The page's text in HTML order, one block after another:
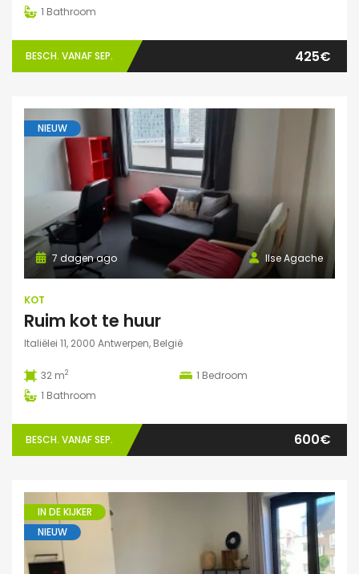
1 Bathroom
BESCH. VANAF SEP. 425€
NIEUW
Ilse Agache
7 dagen ago
KOT
Ruim kot te huur
Italiëlei 11, 2000 Antwerpen, België
32 m2 1 Bedroom
1 Bathroom
BESCH. VANAF SEP. 600€
IN DE KIJKER
NIEUW